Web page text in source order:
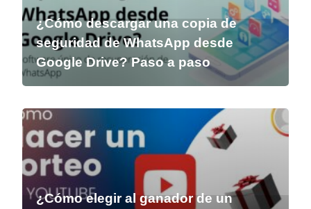
¿Cómo descargar una copia de
seguridad de WhatsApp desde
Google Drive? Paso a paso
¿Cómo elegir al ganador de un